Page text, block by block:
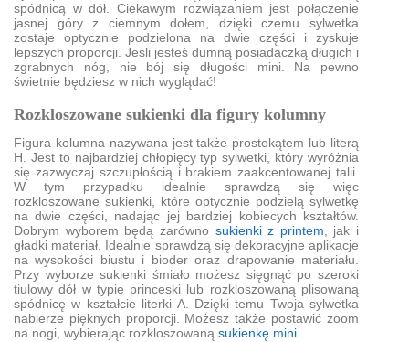
spódnicą w dół. Ciekawym rozwiązaniem jest połączenie
jasnej góry z ciemnym dołem, dzięki czemu sylwetka
zostaje optycznie podzielona na dwie części i zyskuje
lepszych proporcji. Jeśli jesteś dumną posiadaczką długich i
zgrabnych nóg, nie bój się długości mini. Na pewno
świetnie będziesz w nich wyglądać!
Rozkloszowane sukienki dla figury kolumny
Figura kolumna nazywana jest także prostokątem lub literą
H. Jest to najbardziej chłopięcy typ sylwetki, który wyróżnia
się zazwyczaj szczupłością i brakiem zaakcentowanej talii.
W tym przypadku idealnie sprawdzą się więc
rozkloszowane sukienki, które optycznie podzielą sylwetkę
na dwie części, nadając jej bardziej kobiecych kształtów.
Dobrym wyborem będą zarówno sukienki z printem , jak i
gładki materiał. Idealnie sprawdzą się dekoracyjne aplikacje
na wysokości biustu i bioder oraz drapowanie materiału.
Przy wyborze sukienki śmiało możesz sięgnąć po szeroki
tiulowy dół w typie princeski lub rozkloszowaną plisowaną
spódnicę w kształcie literki A. Dzięki temu Twoja sylwetka
nabierze pięknych proporcji. Możesz także postawić zoom
na nogi, wybierając rozkloszowaną sukienkę mini